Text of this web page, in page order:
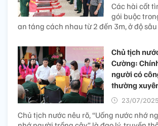
Các hài cốt
gói buộc
an táng cách nhau từ 2 đến 3m, ở độ
Chủ tịch
Cường:
người có
thường
23/07/
Chủ tịch nước nêu rõ, “Uống nước nhớ